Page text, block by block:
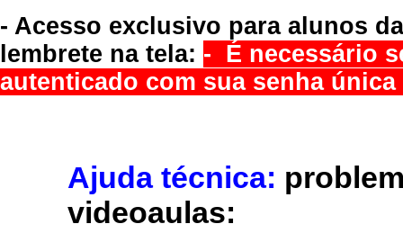
- Acesso exclusivo para alunos
lembrete na tela: - É necessário
autenticado com sua senha
Ajuda técnica:
videoaulas: